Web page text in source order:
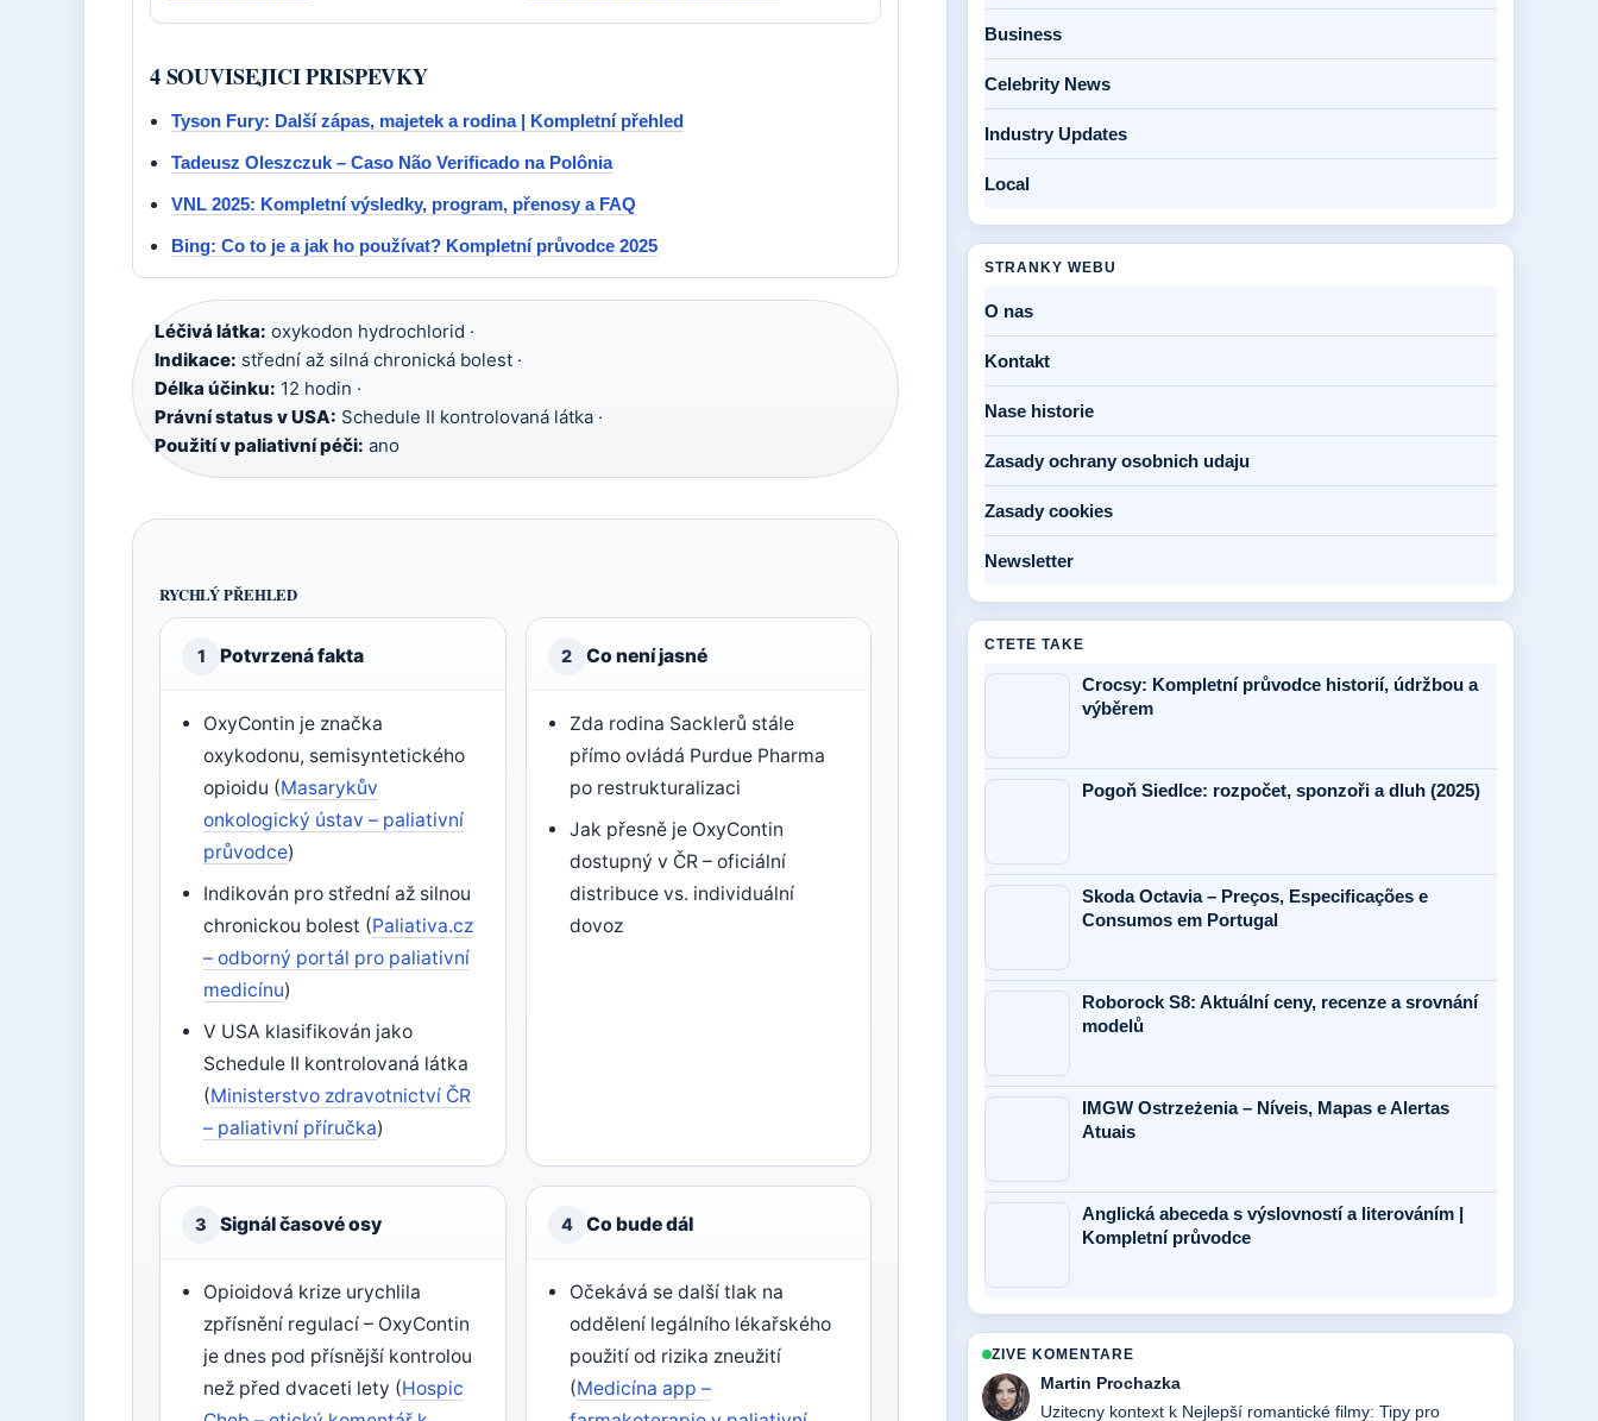
4 SOUVISEJICI PRISPEVKY
Tyson Fury: Další zápas, majetek a rodina | Kompletní přehled
Tadeusz Oleszczuk – Caso Não Verificado na Polônia
VNL 2025: Kompletní výsledky, program, přenosy a FAQ
Bing: Co to je a jak ho používat? Kompletní průvodce 2025
Léčivá látka: oxykodon hydrochlorid ·
Indikace: střední až silná chronická bolest ·
Délka účinku: 12 hodin ·
Právní status v USA: Schedule II kontrolovaná látka ·
Použití v paliativní péči: ano
RYCHLÝ PŘEHLED
1 Potvrzená fakta
OxyContin je značka
oxykodonu, semisyntetického
opioidu (Masarykův
onkologický ústav – paliativní
průvodce)
Indikován pro střední až silnou
chronickou bolest (Paliativa.cz
– odborný portál pro paliativní
medicínu)
V USA klasifikován jako
Schedule II kontrolovaná látka
(Ministerstvo zdravotnictví ČR
– paliativní příručka)
2 Co není jasné
Zda rodina Sacklerů stále
přímo ovládá Purdue Pharma
po restrukturalizaci
Jak přesně je OxyContin
dostupný v ČR – oficiální
distribuce vs. individuální
dovoz
3 Signál časové osy
Opioidová krize urychlila
zpřísnění regulací – OxyContin
je dnes pod přísnější kontrolou
než před dvaceti lety (Hospic
4 Co bude dál
Očekává se další tlak na
oddělení legálního lékařského
použití od rizika zneužití
(Medicína app –
Business
Celebrity News
Industry Updates
Local
STRANKY WEBU
O nas
Kontakt
Nase historie
Zasady ochrany osobnich udaju
Zasady cookies
Newsletter
CTETE TAKE
Crocsy: Kompletní průvodce historií, údržbou a
výběrem
Pogoň Siedlce: rozpočet, sponzoři a dluh (2025)
Skoda Octavia – Preços, Especificações e
Consumos em Portugal
Roborock S8: Aktuální ceny, recenze a srovnání
modelů
IMGW Ostrzeżenia – Níveis, Mapas e Alertas
Atuais
Anglická abeceda s výslovností a literováním |
Kompletní průvodce
ZIVE KOMENTARE
Martin Prochazka
Uzitecny kontext k Nejlepší romantické filmy: Tipy pro